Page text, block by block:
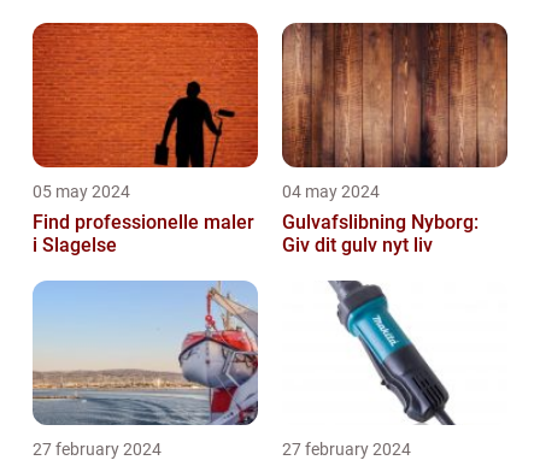
05 may 2024
Find professionelle maler
i Slagelse
04 may 2024
Gulvafslibning Nyborg:
Giv dit gulv nyt liv
27 february 2024 27 february 2024